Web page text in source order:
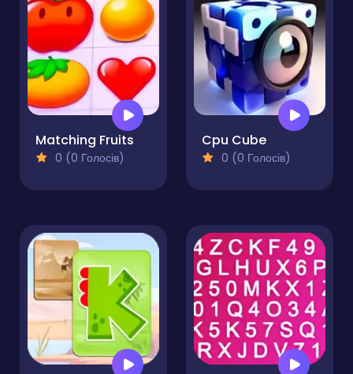
Matching Fruits
0 (0 Голосів)
Cpu Cube
0 (0 Голосів)